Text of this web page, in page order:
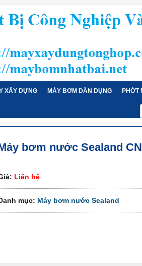
XÂY DỰNG MÁY BƠM DÂN DỤNG PHỚT
bơm nước Sealand
Liên hệ
mục: Máy bơm nước Sealand